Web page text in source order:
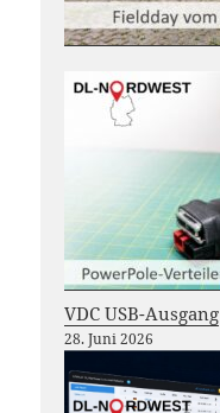
VDC USB-Ausgang
28. Juni 2026